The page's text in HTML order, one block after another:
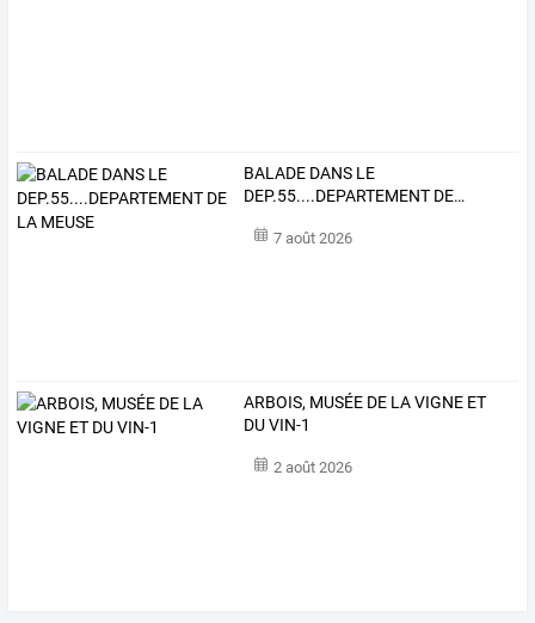
BALADE DANS LE
DEP.55....DEPARTEMENT DE…
7 août 2026
ARBOIS, MUSÉE DE LA VIGNE ET
DU VIN-1
2 août 2026